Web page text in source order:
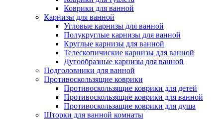
Коврики для ванной
Карнизы для ванной
Угловые карнизы для ванной
Полукруглые карнизы для ванной
Круглые карнизы для ванной
Телескопичиские карнизы для ванной
Дугообразные карнизы для ванной
Подголовники для ванной
Противоскользящие коврики
Противоскользящие коврики для детей
Противоскользящие коврики для ванной
Противоскользащие коврики для душа
Шторки для ванной комнаты